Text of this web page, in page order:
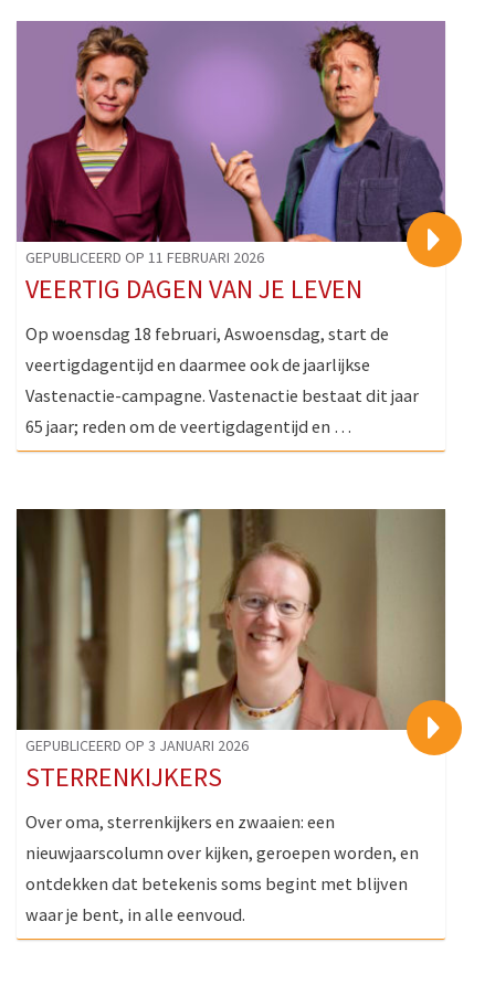
GEPUBLICEERD OP 11 FEBRUARI 2026
VEERTIG DAGEN VAN JE LEVEN
Op woensdag 18 februari, Aswoensdag, start de
veertigdagentijd en daarmee ook de jaarlijkse
Vastenactie-campagne. Vastenactie bestaat dit jaar
65 jaar; reden om de veertigdagentijd en …
GEPUBLICEERD OP 3 JANUARI 2026
STERRENKIJKERS
Over oma, sterrenkijkers en zwaaien: een
nieuwjaarscolumn over kijken, geroepen worden, en
ontdekken dat betekenis soms begint met blijven
waar je bent, in alle eenvoud.